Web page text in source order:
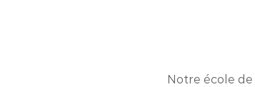
Notre école